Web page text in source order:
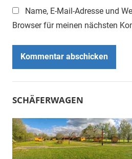
Name, E-Mail-Adresse und
Browser für meinen nächsten
SCHÄFERWAGEN